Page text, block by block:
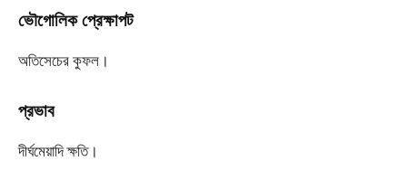
ভৌগোলিক প্রেক্ষাপট
অতিসেচের কুফল।
প্রভাব
দীর্ঘমেয়াদি ক্ষতি।